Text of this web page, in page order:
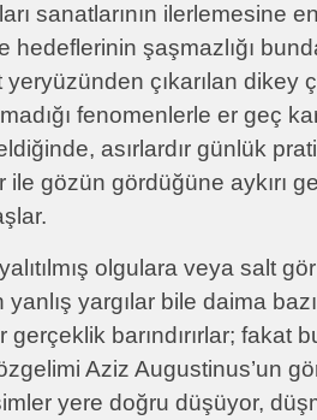
sanatlarının ilerlemesine
hedeflerinin şaşmazlığı
çıkarılan dikey
fenomenlerle er geç
asırlardır günlük
gözün gördüğüne aykırı
olgulara veya salt
yargılar bile daima
barındırırlar; fakat
Aziz Augustinus’un
yere doğru düşüyor,